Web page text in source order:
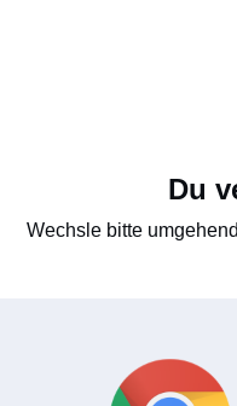
Du
Wechsle bitte